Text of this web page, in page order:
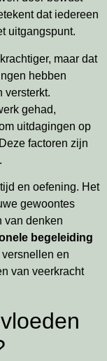
dat iedereen
uitgangspunt.
maar dat
hebben
versterkt.
gehad,
uitdagingen op
factoren zijn
en oefening. Het
gewoontes
van denken
begeleiding
en
van veerkracht